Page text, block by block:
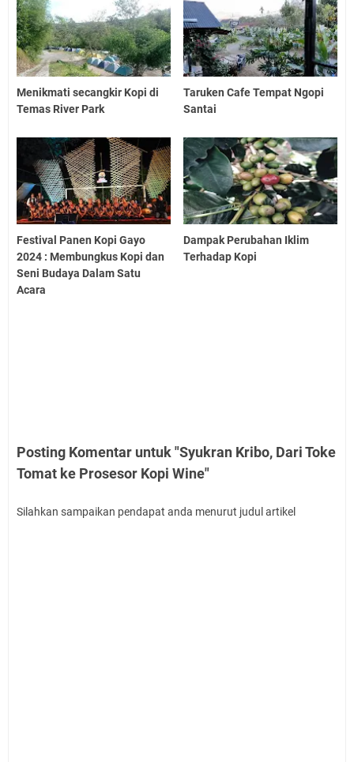
Menikmati secangkir Kopi di
Temas River Park
Taruken Cafe Tempat Ngopi
Santai
Festival Panen Kopi Gayo
2024 : Membungkus Kopi dan
Seni Budaya Dalam Satu
Acara
Dampak Perubahan Iklim
Terhadap Kopi
Posting Komentar untuk "Syukran Kribo, Dari Toke
Tomat ke Prosesor Kopi Wine"
Silahkan sampaikan pendapat anda menurut judul artikel